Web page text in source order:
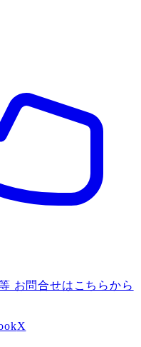
お問合せはこちらから
X